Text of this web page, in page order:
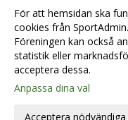
Lindesberg utvecklingsläger,
Lilla Trollträffen1, jan-23
In English
inställningar
För att hemsidan ska
cookies från
Föreningen kan också
statistik eller
acceptera dessa.
Anpassa dina val
Acceptera nödvändiga